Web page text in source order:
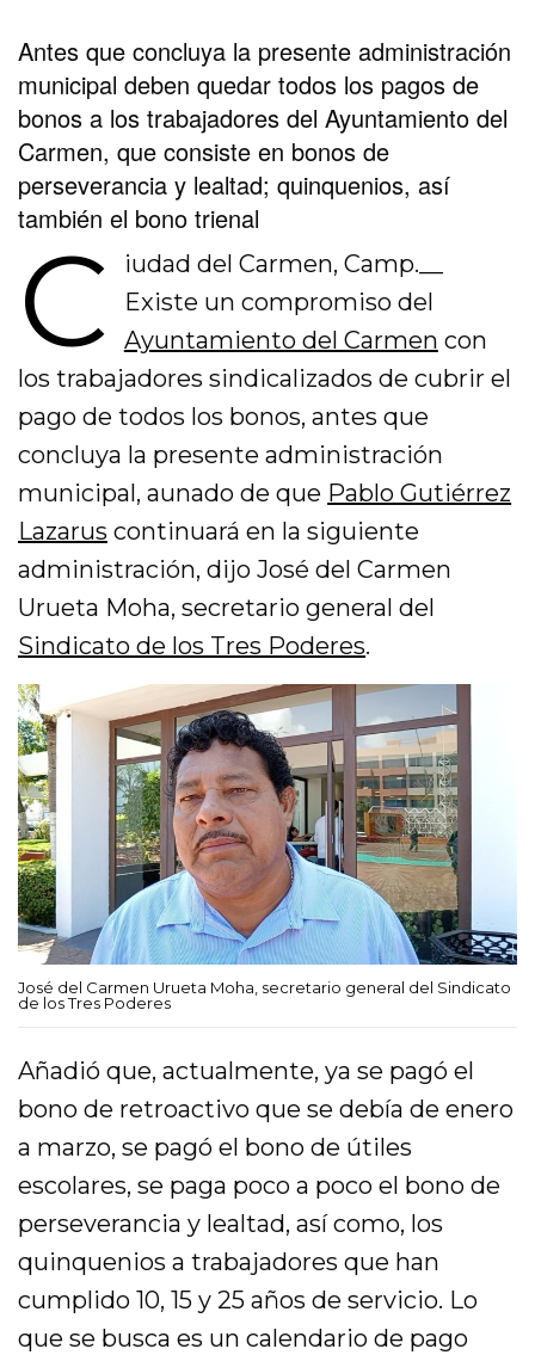
Antes que concluya la presente administración
municipal deben quedar todos los pagos de
bonos a los trabajadores del Ayuntamiento del
Carmen, que consiste en bonos de
perseverancia y lealtad; quinquenios, así
también el bono trienal
C
iudad del Carmen, Camp.__
Existe un compromiso del
Ayuntamiento del Carmen con
los trabajadores sindicalizados de cubrir el
pago de todos los bonos, antes que
concluya la presente administración
municipal, aunado de que Pablo Gutiérrez
Lazarus continuará en la siguiente
administración, dijo José del Carmen
Urueta Moha, secretario general del
Sindicato de los Tres Poderes.
José del Carmen Urueta Moha, secretario general del Sindicato
de los Tres Poderes
Añadió que, actualmente, ya se pagó el
bono de retroactivo que se debía de enero
a marzo, se pagó el bono de útiles
escolares, se paga poco a poco el bono de
perseverancia y lealtad, así como, los
quinquenios a trabajadores que han
cumplido 10, 15 y 25 años de servicio. Lo
que se busca es un calendario de pago